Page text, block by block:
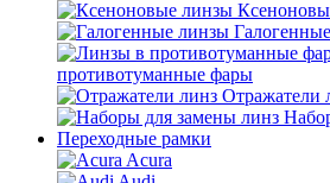
противотуманные фары
Отражатели
Переходные рамки
Acura